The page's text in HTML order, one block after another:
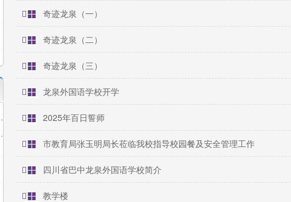
奇迹龙泉（一）
奇迹龙泉（二）
奇迹龙泉（三）
龙泉外国语学校开学
2025年百日誓师
市教育局张玉明局长莅临我校指导校园餐及安全管理工作
四川省巴中龙泉外国语学校简介
教学楼